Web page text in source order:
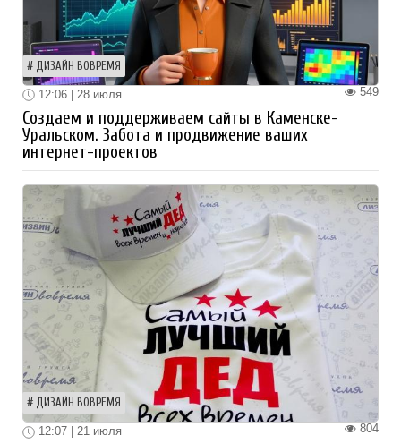
ДИЗАЙН ВОВРЕМЯ
549
12:06 | 28 июля
Создаем и поддерживаем сайты в Каменске-
Уральском. Забота и продвижение ваших
интернет-проектов
ДИЗАЙН ВОВРЕМЯ
804
12:07 | 21 июля